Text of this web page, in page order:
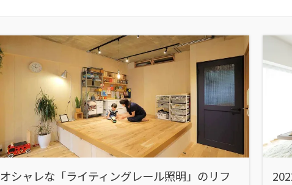
オシャレな「ライティングレール照明」のリフ